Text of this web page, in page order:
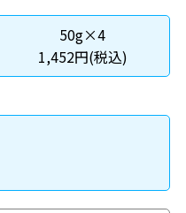
50g×4
1,452円(税込)